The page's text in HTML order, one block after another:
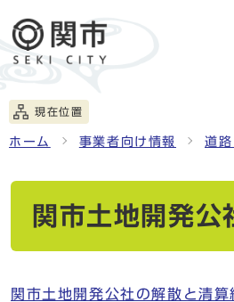
現在位置
ホーム 事業者向け情報 道路
関市土地開発公
関市土地開発公社の解散と清算